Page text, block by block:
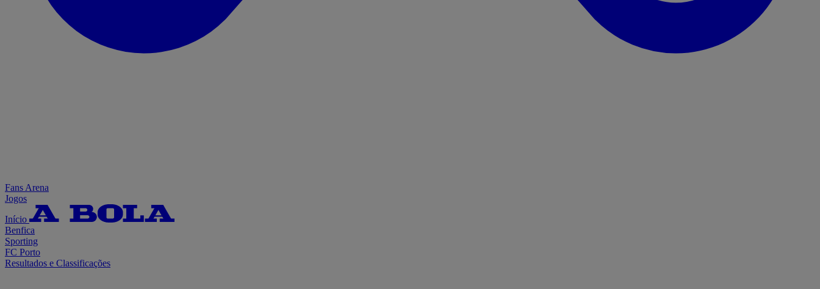
Fans Arena
Jogos
Início
Benfica
Sporting
FC Porto
Resultados e Classificações